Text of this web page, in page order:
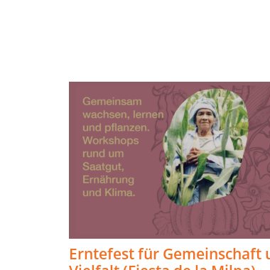
Erntefest für Gemeinschaft